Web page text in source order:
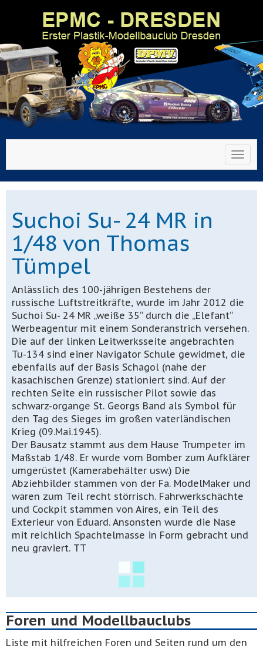
Suchoi Su- 24 MR in
1/48 von Thomas
Tümpel
Anlässlich des 100-jährigen Bestehens der
russische Luftstreitkräfte, wurde im Jahr 2012 die
Suchoi Su- 24 MR „weiße 35“ durch die „Elefant“
Werbeagentur mit einem Sonderanstrich versehen.
Die auf der linken Leitwerksseite angebrachten
Tu-134 sind einer Navigator Schule gewidmet, die
ebenfalls auf der Basis Schagol (nahe der
kasachischen Grenze) stationiert sind. Auf der
rechten Seite ein russischer Pilot sowie das
schwarz-organge St. Georgs Band als Symbol für
den Tag des Sieges im großen vaterländischen
Krieg (09.Mai.1945).
Der Bausatz stammt aus dem Hause Trumpeter im
Maßstab 1/48. Er wurde vom Bomber zum Aufklärer
umgerüstet (Kamerabehälter usw.) Die
Abziehbilder stammen von der Fa. ModelMaker und
waren zum Teil recht störrisch. Fahrwerkschächte
und Cockpit stammen von Aires, ein Teil des
Exterieur von Eduard. Ansonsten wurde die Nase
mit reichlich Spachtelmasse in Form gebracht und
neu graviert. TT
Foren und Modellbauclubs
Liste mit hilfreichen Foren und Seiten rund um den